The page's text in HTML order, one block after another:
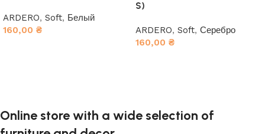
ARDERO, Soft, Белый
160,00 ₴
S)
ARDERO, Soft, Серебро
160,00 ₴
Online store with a wide selection of